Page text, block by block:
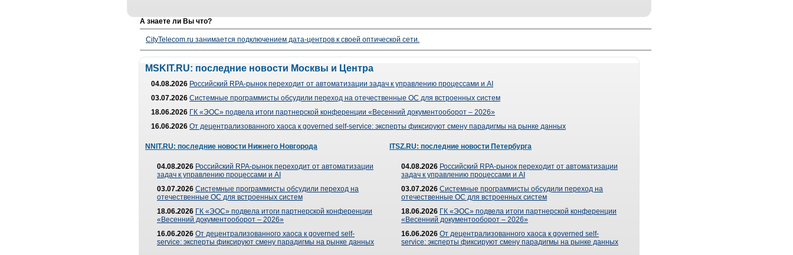
А знаете ли Вы что?
CityTelecom.ru занимается подключением дата-центров к своей оптической сети.
MSKIT.RU: последние новости Москвы и Центра
04.08.2026 Российский RPA-рынок переходит от автоматизации задач к управлению процессами и AI
03.07.2026 Системные программисты обсудили переход на отечественные ОС для встроенных систем
18.06.2026 ГК «ЭОС» подвела итоги партнерской конференции «Весенний документооборот – 2026»
16.06.2026 От децентрализованного хаоса к governed self-service: эксперты фиксируют смену парадигмы на рынке данных
NNIT.RU: последние новости Нижнего Новгорода
04.08.2026 Российский RPA-рынок переходит от автоматизации
задач к управлению процессами и AI
03.07.2026 Системные программисты обсудили переход на
отечественные ОС для встроенных систем
18.06.2026 ГК «ЭОС» подвела итоги партнерской конференции
«Весенний документооборот – 2026»
16.06.2026 От децентрализованного хаоса к governed self-
service: эксперты фиксируют смену парадигмы на рынке данных
ITSZ.RU: последние новости Петербурга
04.08.2026 Российский RPA-рынок переходит от автоматизации
задач к управлению процессами и AI
03.07.2026 Системные программисты обсудили переход на
отечественные ОС для встроенных систем
18.06.2026 ГК «ЭОС» подвела итоги партнерской конференции
«Весенний документооборот – 2026»
16.06.2026 От децентрализованного хаоса к governed self-
service: эксперты фиксируют смену парадигмы на рынке данных